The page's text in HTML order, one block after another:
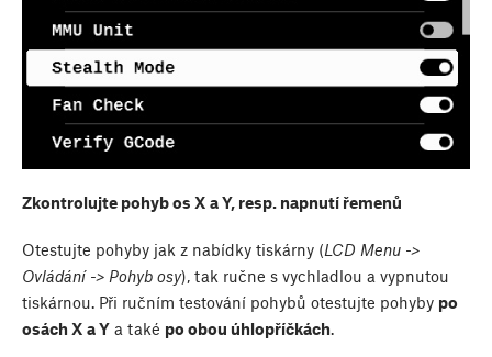
Zkontrolujte pohyb os X a Y, resp. napnutí řemenů
Otestujte pohyby jak z nabídky tiskárny (LCD Menu ->
Ovládání -> Pohyb osy), tak ručne s vychladlou a vypnutou
tiskárnou. Při ručním testování pohybů otestujte pohyby po
osách X a Y a také po obou úhlopříčkách.